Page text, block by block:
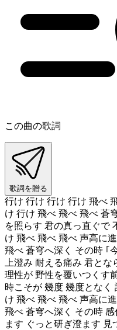
この曲の歌詞
歌詞を贈る
行け 行け 行け 行け 飛べ
け 行け 飛べ 飛べ 飛べ 蒼
を照らす 君の真っ直ぐで
け 飛べ 飛べ 飛べ 声高に
飛べ 蒼穹へ深く その時 ｢
上澄み 耐える痛み 君と
理性が 野性を覆いつくす
時こそが 幾度 幾度となく
け 飛べ 飛べ 飛べ 声高に
飛べ 蒼穹へ深く その時
ます ぐっと研ぎ澄ます 見